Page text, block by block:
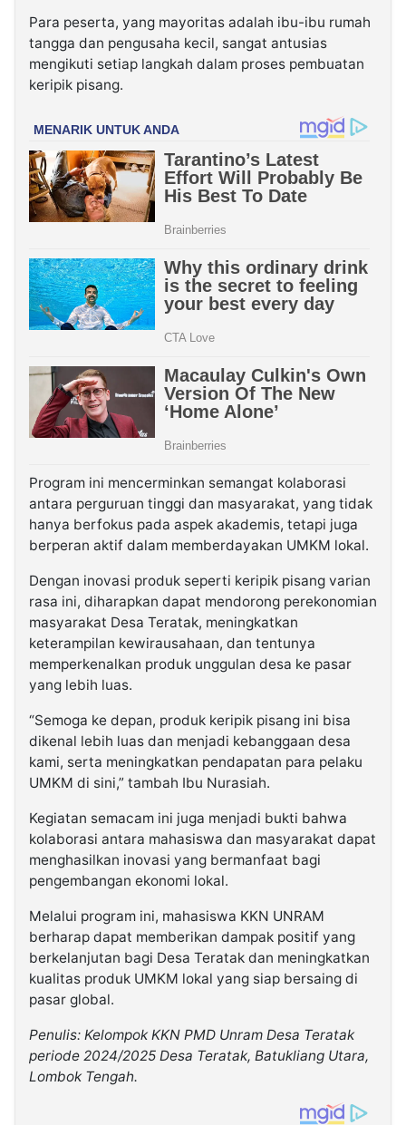
Para peserta, yang mayoritas adalah ibu-ibu rumah
tangga dan pengusaha kecil, sangat antusias
mengikuti setiap langkah dalam proses pembuatan
keripik pisang.
Program ini mencerminkan semangat kolaborasi
antara perguruan tinggi dan masyarakat, yang tidak
hanya berfokus pada aspek akademis, tetapi juga
berperan aktif dalam memberdayakan UMKM lokal.
Dengan inovasi produk seperti keripik pisang varian
rasa ini, diharapkan dapat mendorong perekonomian
masyarakat Desa Teratak, meningkatkan
keterampilan kewirausahaan, dan tentunya
memperkenalkan produk unggulan desa ke pasar
yang lebih luas.
“Semoga ke depan, produk keripik pisang ini bisa
dikenal lebih luas dan menjadi kebanggaan desa
kami, serta meningkatkan pendapatan para pelaku
UMKM di sini,” tambah Ibu Nurasiah.
Kegiatan semacam ini juga menjadi bukti bahwa
kolaborasi antara mahasiswa dan masyarakat dapat
menghasilkan inovasi yang bermanfaat bagi
pengembangan ekonomi lokal.
Melalui program ini, mahasiswa KKN UNRAM
berharap dapat memberikan dampak positif yang
berkelanjutan bagi Desa Teratak dan meningkatkan
kualitas produk UMKM lokal yang siap bersaing di
pasar global.
Penulis: Kelompok KKN PMD Unram Desa Teratak
periode 2024/2025 Desa Teratak, Batukliang Utara,
Lombok Tengah.